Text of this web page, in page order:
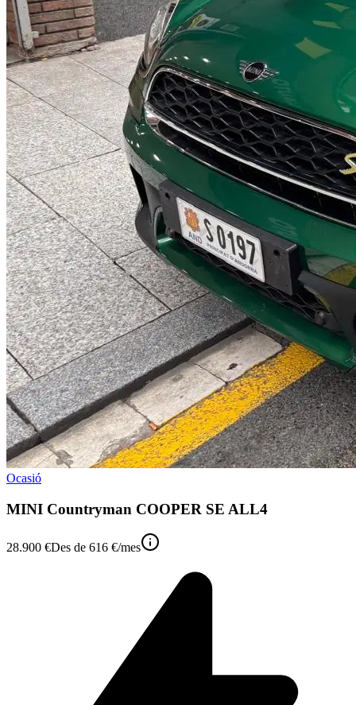
Ocasió
MINI Countryman COOPER SE ALL4
28.900 €Des de 616 €/mes